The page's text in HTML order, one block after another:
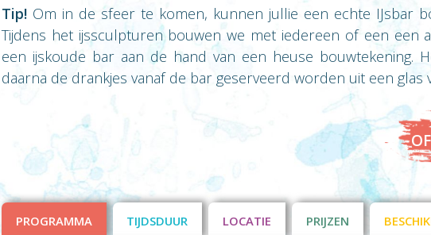
Tip!Om in de sfeer te komen, kunnen jullie een echte IJsbar
Tijdens het ijssculpturen bouwen we met iedereen of een een
een ijskoude bar aan de hand van een heuse bouwtekening.
daarna de drankjes vanaf de bar geserveerd worden uit een glas
PROGRAMMA TIJDSDUUR LOCATIE PRIJZEN